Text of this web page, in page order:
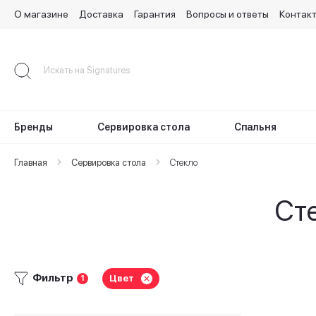
Content
О магазине Доставка Гарантия Вопросы и ответы
Бренды Сервировка стола Спальня
Главная Сервировка стола Стекло
Фильтр 1 Цвет